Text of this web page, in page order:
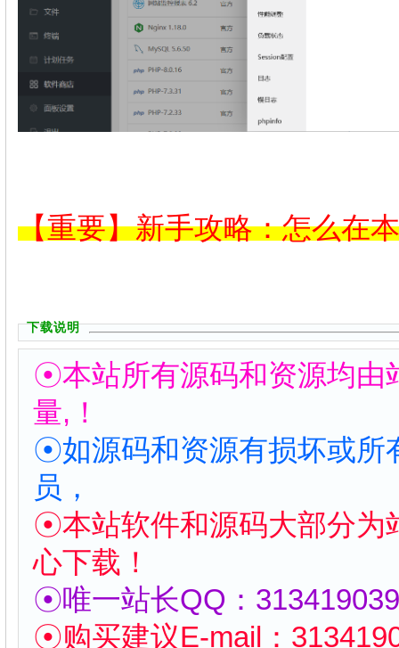
【重要】新手攻略：怎么在
下载说明
☉本站所有源码和资源均由
量,！
☉如源码和资源有损坏或所
员，
☉本站软件和源码大部分为
心下载！
☉唯一站长QQ：
☉购买建议E-mail：